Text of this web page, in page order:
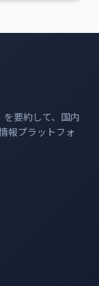
を要約して、国内
報プラットフォ